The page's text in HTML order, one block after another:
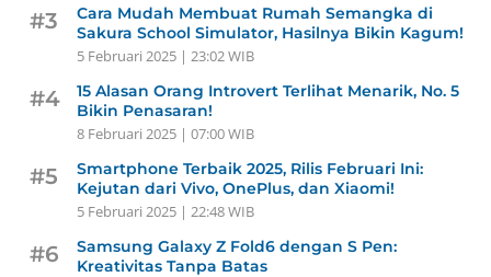
#3
Cara Mudah Membuat Rumah Semangka di
Sakura School Simulator, Hasilnya Bikin Kagum!
5 Februari 2025 | 23:02 WIB
#4
15 Alasan Orang Introvert Terlihat Menarik, No. 5
Bikin Penasaran!
8 Februari 2025 | 07:00 WIB
#5
Smartphone Terbaik 2025, Rilis Februari Ini:
Kejutan dari Vivo, OnePlus, dan Xiaomi!
5 Februari 2025 | 22:48 WIB
#6
Samsung Galaxy Z Fold6 dengan S Pen:
Kreativitas Tanpa Batas